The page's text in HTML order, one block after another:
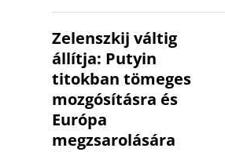
Zelenszkij váltig
állítja: Putyin
titokban tömeges
mozgósításra és
Európa
megzsarolására